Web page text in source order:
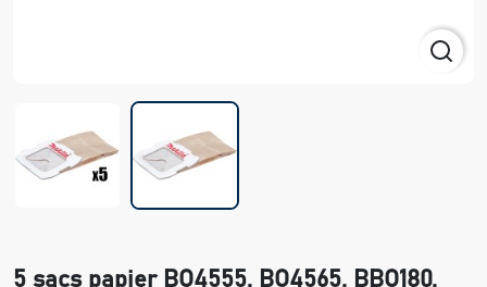
5 sacs papier BO4555, BO4565, BBO180,